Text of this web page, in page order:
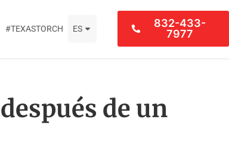
#TEXASTORCH ES
832-433-
7977
de un